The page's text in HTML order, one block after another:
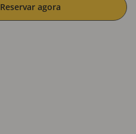
Reservar agora